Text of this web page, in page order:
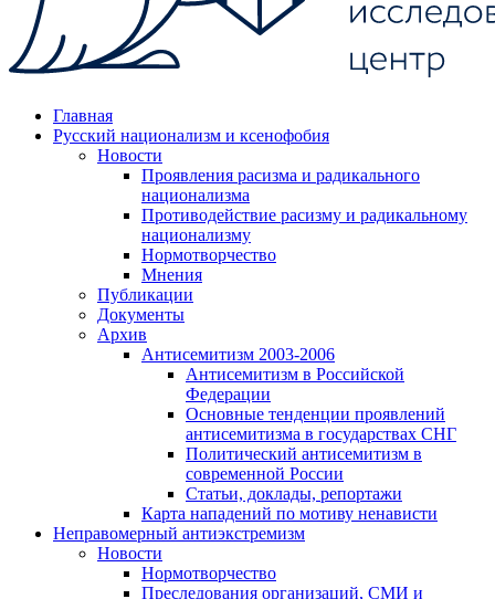
Главная
Русский национализм и ксенофобия
Новости
Проявления расизма и радикального
национализма
Противодействие расизму и радикальному
национализму
Нормотворчество
Мнения
Публикации
Документы
Архив
Антисемитизм 2003-2006
Антисемитизм в Российской
Федерации
Основные тенденции проявлений
антисемитизма в государствах СНГ
Политический антисемитизм в
современной России
Статьи, доклады, репортажи
Карта нападений по мотиву ненависти
Неправомерный антиэкстремизм
Новости
Нормотворчество
Преследования организаций, СМИ и